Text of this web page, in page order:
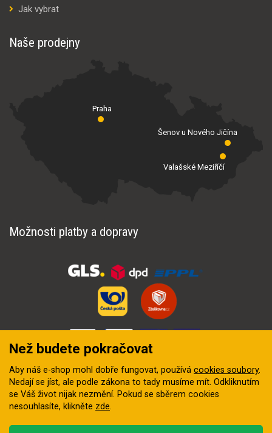
Jak vybrat
Naše prodejny
Praha
Valašské Meziříčí
Šenov u Nového Jičína
Možnosti platby a dopravy
Než budete pokračovat
Aby náš e-shop mohl dobře fungovat, používá cookies soubory.
Nedají se jíst, ale podle zákona to tady musíme mít. Odkliknutím
se Váš život nijak nezmění. Pokud se sběrem cookies
nesouhlasíte, klikněte zde.